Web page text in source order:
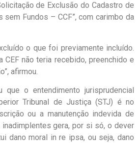
de Exclusão do Cadastro de
sem Fundos – CCF”, com carimbo da
o que foi previamente incluído.
não teria recebido, preenchido e
afirmou.
que o entendimento jurisprudencial
Tribunal de Justiça (STJ) é no
ou a manutenção indevida de
gera, por si só, o dever
dano moral in re ipsa, ou seja, dano